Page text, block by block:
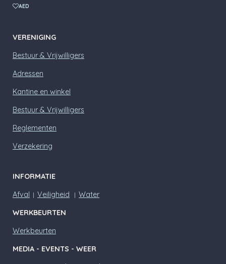
o
a
A
p
p
AED
VERENIGING
Bestuur & Vrijwilligers
Adressen
Kantine en winkel
Bestuur & Vrijwilligers
Reglementen
Verzekering
INFORMATIE
Afval | Veiligheid | Water
WERKBEURTEN
Werkbeurten
MEDIA - EVENTS - WEER